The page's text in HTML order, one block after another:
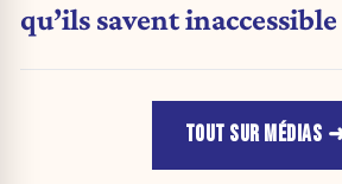
qu’ils savent inaccessible
TOUT SUR MÉDIAS